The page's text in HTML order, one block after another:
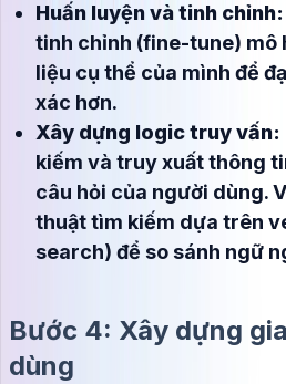
Huấn luyện và tinh chỉnh:
tinh chỉnh (fine-tune) mô
liệu cụ thể của mình để
xác hơn.
Xây dựng logic truy vấn:
kiếm và truy xuất thông
câu hỏi của người dùng.
thuật tìm kiếm dựa trên
search) để so sánh ngữ
Bước 4: Xây dựng
dùng